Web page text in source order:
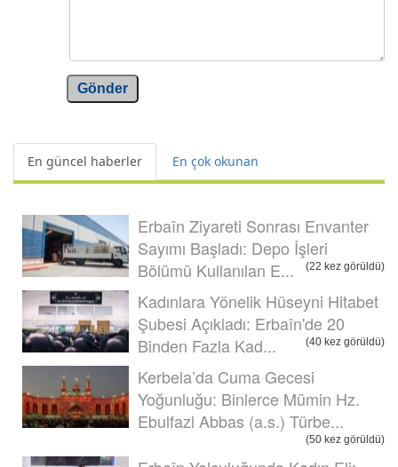
Gönder
En güncel haberler En çok okunan
Erbaîn Ziyareti Sonrası Envanter
Sayımı Başladı: Depo İşleri
Bölümü Kullanılan E...
(22 kez görüldü)
Kadınlara Yönelik Hüseyni Hitabet
Şubesi Açıkladı: Erbaîn'de 20
Binden Fazla Kad...
(40 kez görüldü)
Kerbela’da Cuma Gecesi
Yoğunluğu: Binlerce Mümin Hz.
Ebulfazl Abbas (a.s.) Türbe...
(50 kez görüldü)